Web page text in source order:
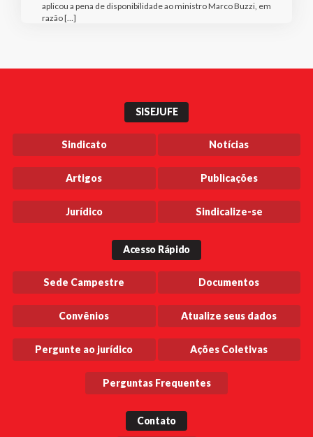
aplicou a pena de disponibilidade ao ministro Marco Buzzi, em
razão […]
SISEJUFE
Sindicato Notícias
Artigos Publicações
Jurídico Sindicalize-se
Acesso Rápido
Sede Campestre Documentos
Convênios Atualize seus dados
Pergunte ao jurídico Ações Coletivas
Perguntas Frequentes
Contato